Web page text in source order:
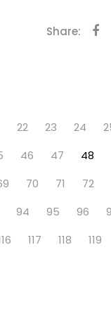
Share:
22 23 24
46 47 48
70 71 72
94 95 96
117 118 119